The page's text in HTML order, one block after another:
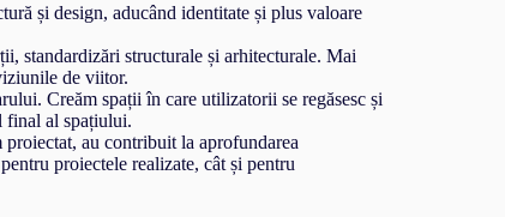
și design, aducând identitate și plus valoare
standardizări structurale și arhitecturale. Mai
de viitor.
Creăm spații în care utilizatorii se regăsesc și
final al spațiului.
au contribuit la aprofundarea
proiectele realizate, cât și pentru